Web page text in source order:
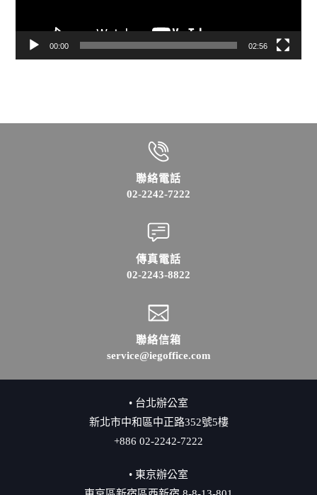
00:00 02:56
聯絡電話
02-2242-7222
傳真電話
02-2243-8822
聯絡信箱
service@iegoffice.com
• 台北辦公室
新北市中和區中正路352號5樓
+886 02-2242-7222
• 東京辦公室